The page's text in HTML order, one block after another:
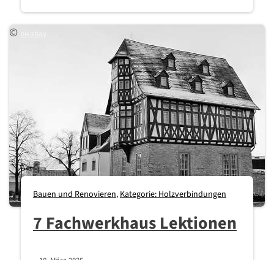
©
Bauen und Renovieren,Kategorie: Holzverbindungen
7 Fachwerkhaus Lektionen